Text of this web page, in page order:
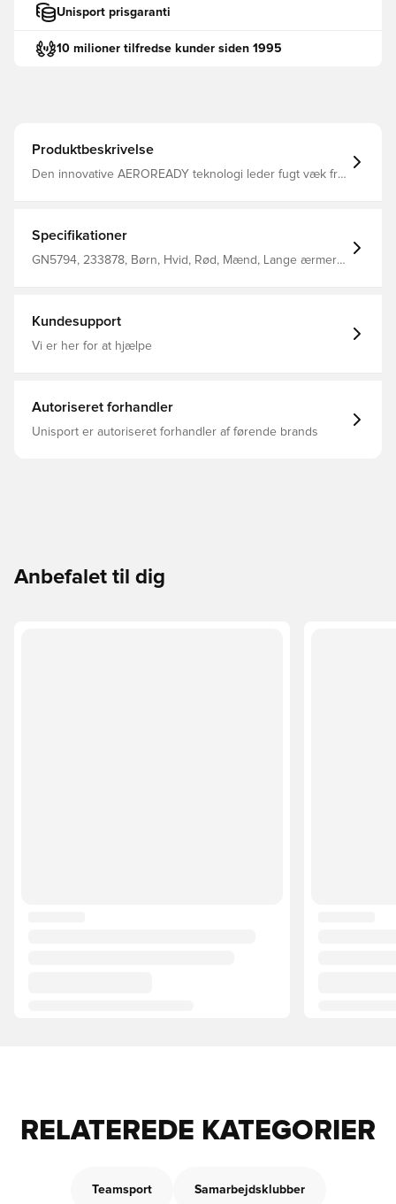
Unisport prisgaranti
10 milioner tilfredse kunder siden 1995
Produktbeskrivelse
Den innovative AEROREADY teknologi leder fugt væk fra
genanvendt indhold Rund ribhals Regular fit Fremstillet i
100% genanvendt polyester.
Specifikationer
GN5794, 233878, Børn, Hvid, Rød, Mænd, Lange ærmer,
Kundesupport
Vi er her for at hjælpe
Autoriseret forhandler
Unisport er autoriseret forhandler af førende brands
Anbefalet til dig
RELATEREDE KATEGORIER
Teamsport Samarbejdsklubber